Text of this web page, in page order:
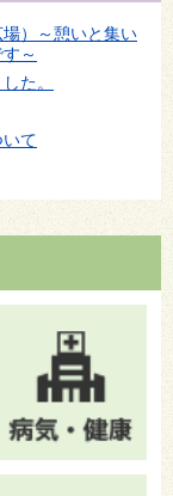
）～憩いと集い
～
た。
て